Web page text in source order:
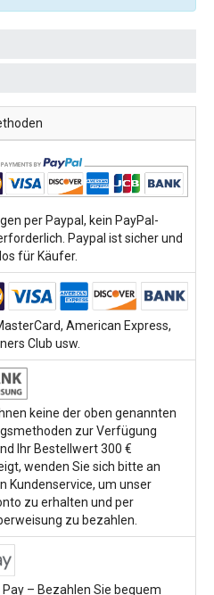
per Paypal, kein PayPal-
Paypal ist sicher und
für Käufer.
American Express,
Club usw.
keine der oben genannten
zur Verfügung
Ihr Bestellwert 300 €
wenden Sie sich bitte an
Kundenservice, um unser
zu erhalten und per
zu bezahlen.
Pay – Bezahlen Sie bequem